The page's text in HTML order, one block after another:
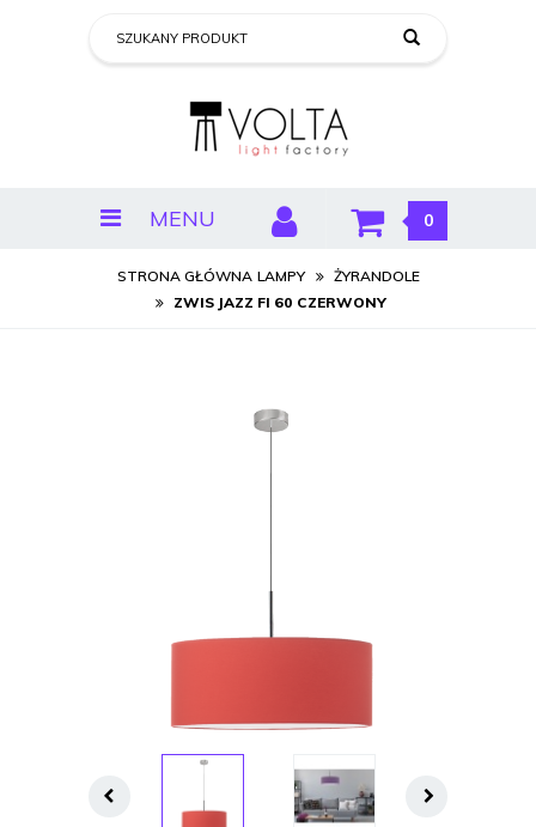
MENU 0
STRONA GŁÓWNA LAMPY
ŻYRANDOLE
ZWIS JAZZ FI 60 CZERWONY